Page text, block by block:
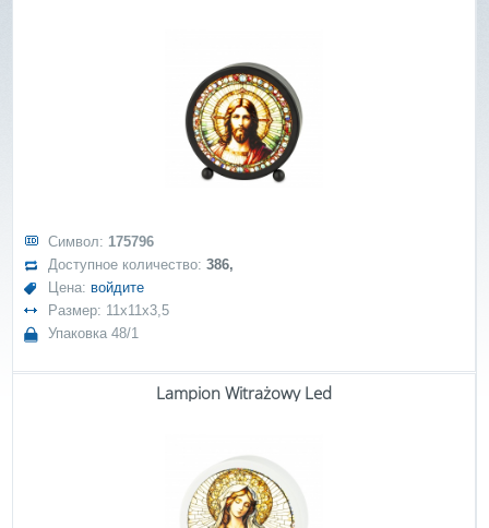
Символ: 175796
Доступное количество:386,
Цена: войдите
Размер: 11x11x3,5
Упаковка 48/1
Lampion Witrażowy Led